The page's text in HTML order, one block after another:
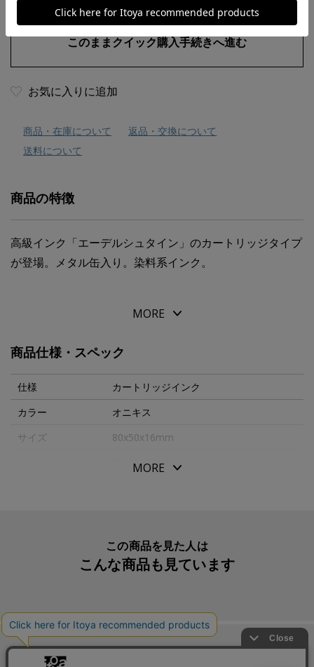
お気に入りに追加
商品・在庫について
返品・交換について
送料について
商品の特徴
高級インク「エーデルシュタイン」のカートリッジタイプ
が登場。メタル缶入り。染料系インク。
MORE
商品仕様・スペック
仕様
カートリッジインク
カラー
オニキス
サイズ
80x50x16mm
80x50x16mm
６本
EDCT-ONYX
MORE
この商品を見た人は
こんな商品も見ています